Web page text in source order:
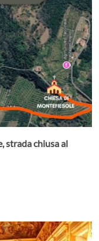
strada chiusa al